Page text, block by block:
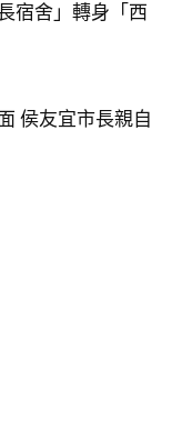
宿舍」轉身「西
侯友宜市長親自